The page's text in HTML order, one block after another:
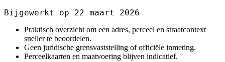
Bijgewerkt op 22 maart 2026
Praktisch overzicht om een adres, perceel en straatcontext
sneller te beoordelen.
Geen juridische grensvaststelling of officiële inmeting.
Perceelkaarten en maatvoering blijven indicatief.